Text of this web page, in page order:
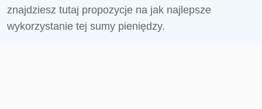
znajdziesz tutaj propozycje na jak najlepsze
wykorzystanie tej sumy pieniędzy.